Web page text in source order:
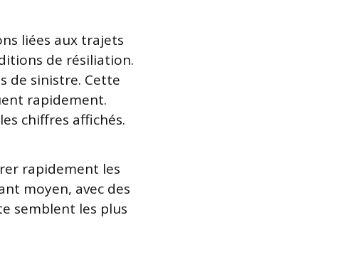
liées aux trajets
de résiliation.
de sinistre. Cette
rapidement.
chiffres affichés.
rapidement les
moyen, avec des
semblent les plus